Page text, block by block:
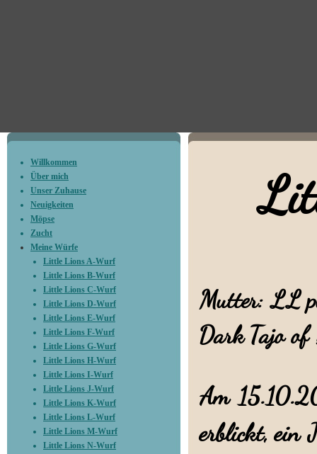
Willkommen
Über mich
Unser Zuhause
Neuigkeiten
Möpse
Zucht
Meine Würfe
Little Lions A-Wurf
Little Lions B-Wurf
Little Lions C-Wurf
Little Lions D-Wurf
Little Lions E-Wurf
Little Lions F-Wurf
Little Lions G-Wurf
Little Lions H-Wurf
Little Lions I-Wurf
Little Lions J-Wurf
Little Lions K-Wurf
Little Lions L-Wurf
Little Lions M-Wurf
Little Lions N-Wurf
Mutter: LL
Dark Tajo
Am
erblickt, ein